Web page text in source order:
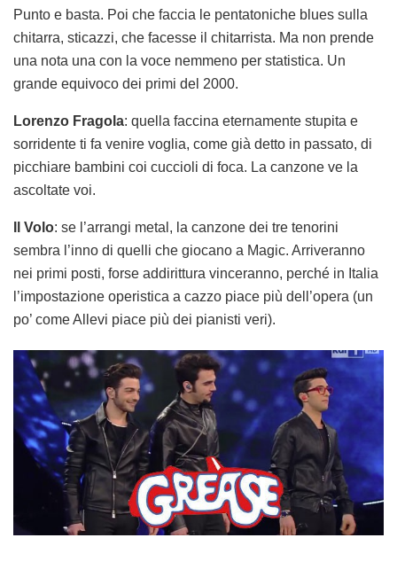
Punto e basta. Poi che faccia le pentatoniche blues sulla
chitarra, sticazzi, che facesse il chitarrista. Ma non prende
una nota una con la voce nemmeno per statistica. Un
grande equivoco dei primi del 2000.
Lorenzo Fragola: quella faccina eternamente stupita e
sorridente ti fa venire voglia, come già detto in passato, di
picchiare bambini coi cuccioli di foca. La canzone ve la
ascoltate voi.
Il Volo: se l’arrangi metal, la canzone dei tre tenorini
sembra l’inno di quelli che giocano a Magic. Arriveranno
nei primi posti, forse addirittura vinceranno, perché in Italia
l’impostazione operistica a cazzo piace più dell’opera (un
po’ come Allevi piace più dei pianisti veri).